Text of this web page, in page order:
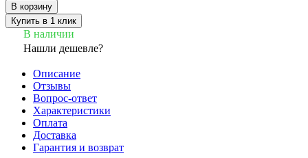
В корзину
Купить в 1 клик
В наличии
Нашли дешевле?
Описание
Отзывы
Вопрос-ответ
Характеристики
Оплата
Доставка
Гарантия и возврат